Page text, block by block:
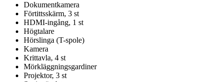
Dokumentkamera
Förtittsskärm, 3 st
HDMI-ingång, 1 st
Högtalare
Hörslinga (T-spole)
Kamera
Krittavla, 4 st
Mörkläggningsgardiner
Projektor, 3 st